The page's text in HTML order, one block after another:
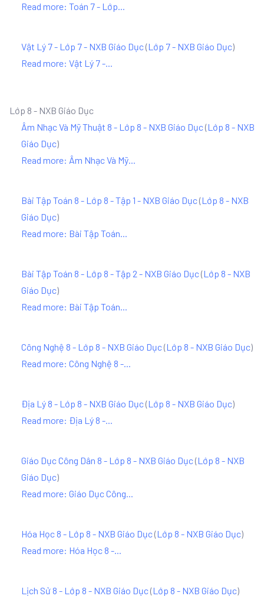
Read more: Toán 7 - Lớp...
Vật Lý 7 - Lớp 7 - NXB Giáo Dục(Lớp 7 - NXB Giáo Dục)
Read more: Vật Lý 7 -...
Lớp 8 - NXB Giáo Dục
Âm Nhạc Và Mỹ Thuật 8 - Lớp 8 - NXB Giáo Dục(Lớp 8 - NXB
Giáo Dục)
Read more: Âm Nhạc Và Mỹ...
Bài Tập Toán 8 - Lớp 8 - Tập 1 - NXB Giáo Dục(Lớp 8 - NXB
Giáo Dục)
Read more: Bài Tập Toán...
Bài Tập Toán 8 - Lớp 8 - Tập 2 - NXB Giáo Dục(Lớp 8 - NXB
Giáo Dục)
Read more: Bài Tập Toán...
Công Nghệ 8 - Lớp 8 - NXB Giáo Dục(Lớp 8 - NXB Giáo Dục)
Read more: Công Nghệ 8 -...
Địa Lý 8 - Lớp 8 - NXB Giáo Dục(Lớp 8 - NXB Giáo Dục)
Read more: Địa Lý 8 -...
Giáo Dục Công Dân 8 - Lớp 8 - NXB Giáo Dục(Lớp 8 - NXB
Giáo Dục)
Read more: Giáo Dục Công...
Hóa Học 8 - Lớp 8 - NXB Giáo Dục(Lớp 8 - NXB Giáo Dục)
Read more: Hóa Học 8 -...
Lịch Sử 8 - Lớp 8 - NXB Giáo Dục(Lớp 8 - NXB Giáo Dục)